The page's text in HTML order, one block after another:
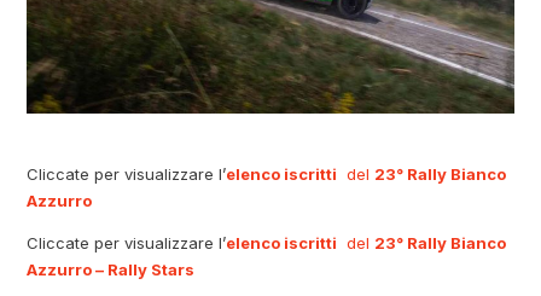
Cliccate per visualizzare l’elenco iscritti del 23° Rally Bianco
Azzurro
Cliccate per visualizzare l’elenco iscritti del 23° Rally Bianco
Azzurro – Rally Stars